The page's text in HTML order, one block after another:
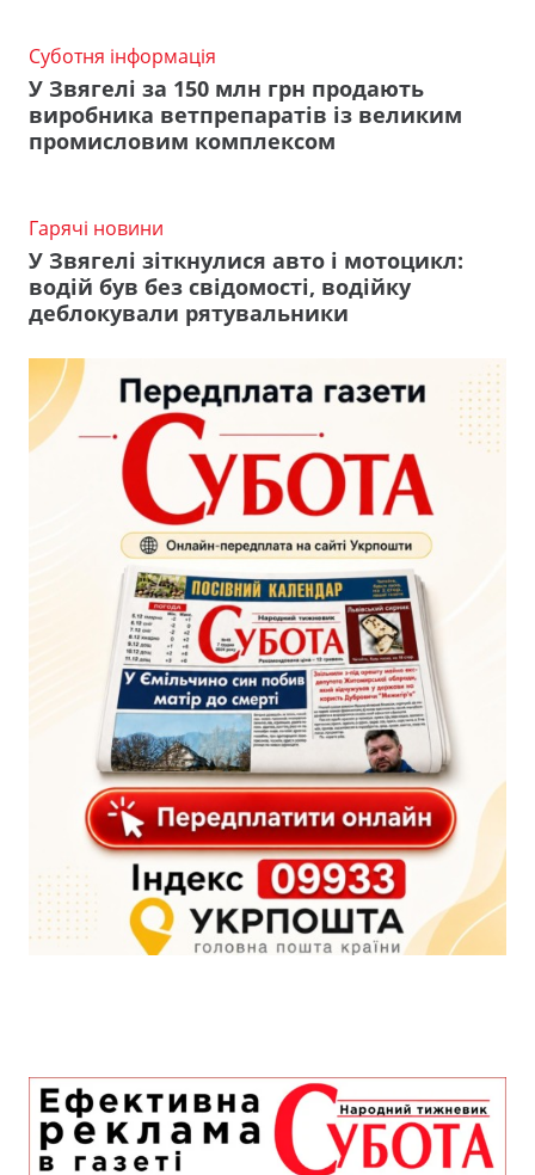
Суботня інформація
У Звягелі за 150 млн грн продають
виробника ветпрепаратів із великим
промисловим комплексом
Гарячі новини
У Звягелі зіткнулися авто і мотоцикл:
водій був без свідомості, водійку
деблокували рятувальники